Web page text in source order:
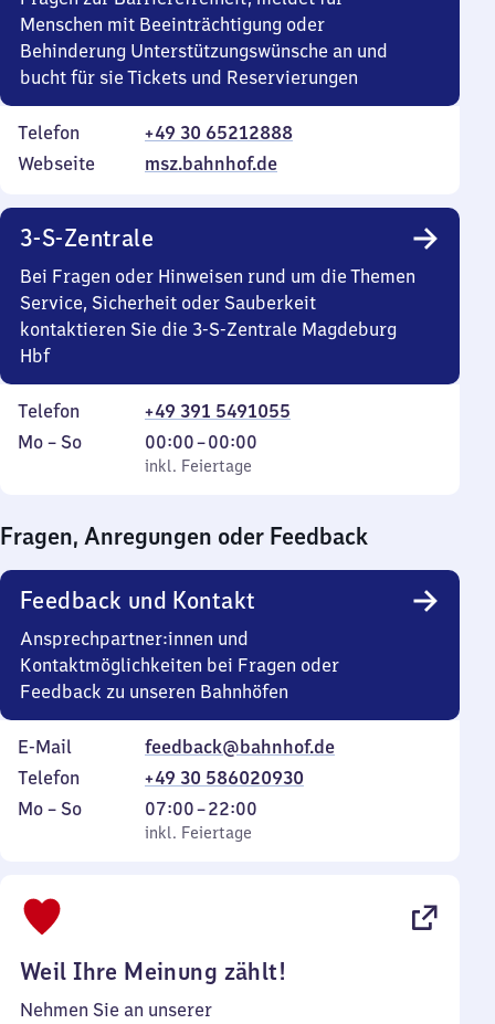
Menschen mit Beeinträchtigung oder
Behinderung Unterstützungswünsche an und
bucht für sie Tickets und Reservierungen
Telefon
+49 30 65212888
Webseite
msz.bahnhof.de
3-S-Zentrale
Bei Fragen oder Hinweisen rund um die Themen
Service, Sicherheit oder Sauberkeit
kontaktieren Sie die 3-S-Zentrale Magdeburg
Hbf
Telefon
+49 391 5491055
Montag
Mo – So,
inkl. Feiertage
00:00–00:00
Von
0
0
Uhr
inkl. Feiertage
Fragen, Anregungen oder Feedback
Feedback und Kontakt
Ansprechpartner:innen und
Kontaktmöglichkeiten bei Fragen oder
Feedback zu unseren Bahnhöfen
E-Mail
feedback@bahnhof.de
Telefon
+49 30 586020930
Montag
Mo – So,
inkl. Feiertage
07:00–22:00
Von
7
inkl. Feiertage
Weil Ihre Meinung zählt!
Nehmen Sie an unserer